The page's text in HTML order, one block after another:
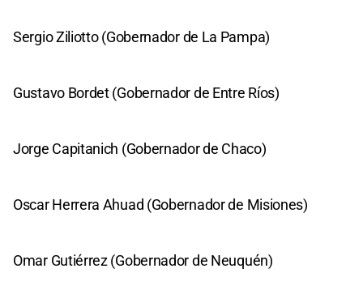
Sergio Ziliotto (Gobernador de La Pampa)
Gustavo Bordet (Gobernador de Entre Ríos)
Jorge Capitanich (Gobernador de Chaco)
Oscar Herrera Ahuad (Gobernador de Misiones)
Omar Gutiérrez (Gobernador de Neuquén)